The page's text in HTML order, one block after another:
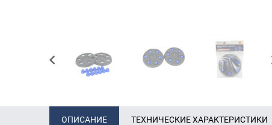
ОПИСАНИЕ ТЕХНИЧЕСКИЕ ХАРАКТЕРИСТИКИ